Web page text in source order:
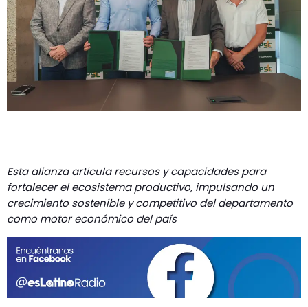
CONTACTO
Esta alianza articula recursos y capacidades para
fortalecer el ecosistema productivo, impulsando un
crecimiento sostenible y competitivo del departamento
como motor económico del país